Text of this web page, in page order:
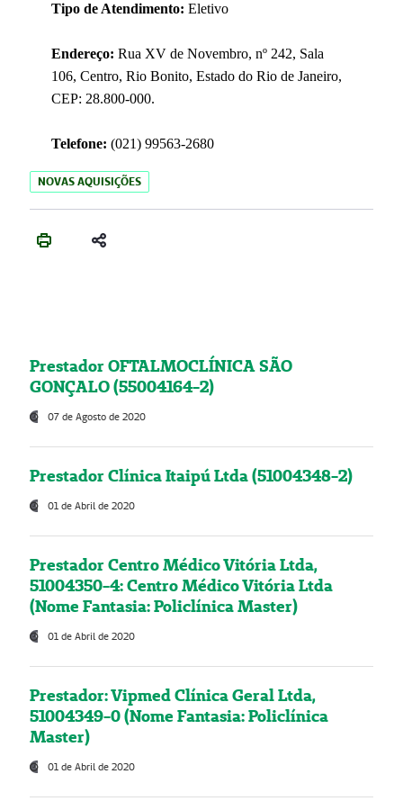
Tipo de Atendimento: Eletivo
Endereço: Rua XV de Novembro, nº 242, Sala
106, Centro, Rio Bonito, Estado do Rio de Janeiro,
CEP: 28.800-000.
Telefone: (021) 99563-2680
NOVAS AQUISIÇÕES
Prestador OFTALMOCLÍNICA SÃO
GONÇALO (55004164-2)
07 de Agosto de 2020
Prestador Clínica Itaipú Ltda (51004348-2)
01 de Abril de 2020
Prestador Centro Médico Vitória Ltda,
51004350-4: Centro Médico Vitória Ltda
(Nome Fantasia: Policlínica Master)
01 de Abril de 2020
Prestador: Vipmed Clínica Geral Ltda,
51004349-0 (Nome Fantasia: Policlínica
Master)
01 de Abril de 2020